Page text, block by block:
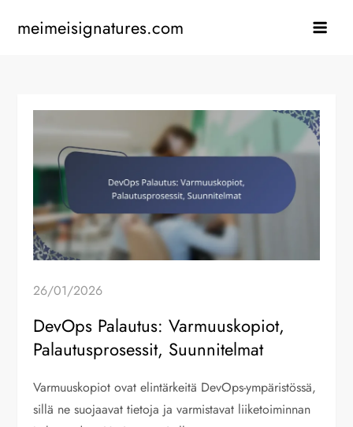
meimeisignatures.com
26/01/2026
DevOps Palautus: Varmuuskopiot,
Palautusprosessit, Suunnitelmat
Varmuuskopiot ovat elintärkeitä DevOps-ympäristössä,
sillä ne suojaavat tietoja ja varmistavat liiketoiminnan